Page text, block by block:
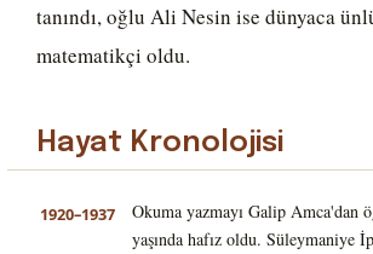
tanındı, oğlu Ali Nesin ise dünyaca
matematikçi oldu.
Hayat Kronolojisi
1920–1937
Okuma yazmayı Galip Amca'dan
yaşında hafız oldu.